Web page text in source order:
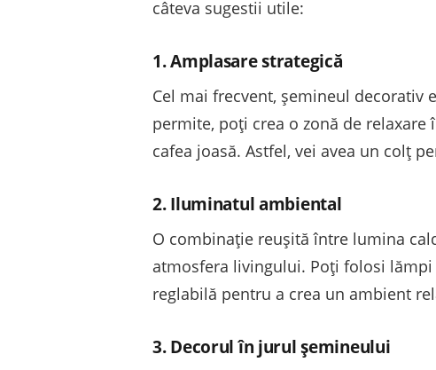
câteva sugestii utile:
1. Amplasare strategică
Cel mai frecvent, șemineul decorativ
permite, poți crea o zonă de
cafea joasă. Astfel, vei avea un colț
2. Iluminatul ambiental
O combinație reușită între lumina
atmosfera livingului. Poți folosi
reglabilă pentru a crea un ambient
3. Decorul în jurul șemineului